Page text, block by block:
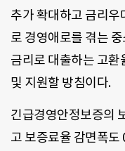
추가 확대하고 금리우
로 경영애로를 겪는
금리로 대출하는 고환
및 지원할 방침이다.
긴급경영안정보증의
고 보증료율 감면폭